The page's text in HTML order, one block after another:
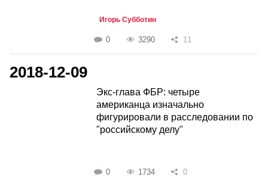
Игорь Субботин
0 3290 11
2018-12-09
Экс-глава ФБР: четыре
американца изначально
фигурировали в расследовании по
"российскому делу"
0 1734 0